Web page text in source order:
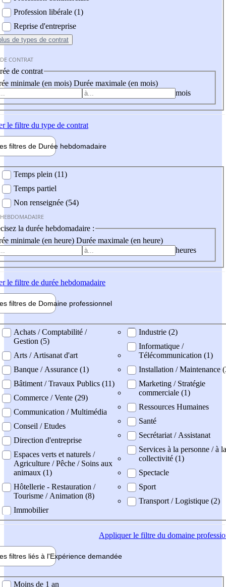
Profession libérale (1)
Reprise d'entreprise
de types de contrat
CONTRAT
de contrat
minimale (en mois) Durée maximale (en mois)
mois
le filtre du type de contrat
filtres de Durée hebdomadaire
Temps plein (11)
Temps partiel
Non renseignée (54)
la durée hebdomadaire :
minimale (en heure) Durée maximale (en heure)
heures
le filtre de durée hebdomadaire
filtres de Domaine professionnel
professionel
Achats / Comptabilité /
Gestion (5)
Arts / Artisanat d'art
Banque / Assurance (1)
Bâtiment / Travaux Publics (11)
Commerce / Vente (29)
Communication / Multimédia
Conseil / Etudes
Direction d'entreprise
Espaces verts et naturels /
Agriculture / Pêche / Soins aux
animaux (1)
Hôtellerie - Restauration /
Tourisme / Animation (8)
Immobilier
Industrie (2)
Informatique /
Télécommunication (1)
Installation / Maintenance
Marketing / Stratégie
commerciale (1)
Ressources Humaines
Santé
Secrétariat / Assistanat
Services à la personne / à la
collectivité (1)
Spectacle
Sport
Transport / Logistique (2)
Appliquerle filtre du domaine
filtres liés à l'Expérience demandée
demandée
Moins de 1 an